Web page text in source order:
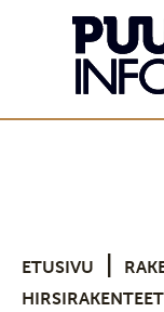
ETUSIVU
HIRSIRAKENTEET